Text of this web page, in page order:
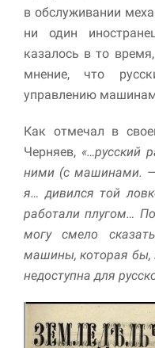
в обслуживании
ни один
казалось в то
мнение, что
управлению
Как отмечал в
Черняев, «…русский
ними (с машина­ми. —
я… дивился той
работали плугом…
могу смело
машины, ко­торая бы,
недоступна для